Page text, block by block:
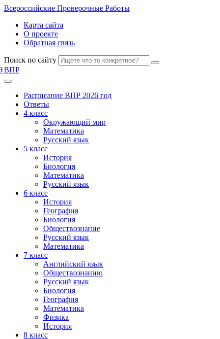
Всероссийские Проверочные Работы
Карта сайта
О проекте
Обратная связь
Поиск по сайту
ВПР
Расписание ВПР 2026 год
Ответы
4 класс
Окружающий мир
Математика
Русский язык
5 класс
История
Биология
Математика
Русский язык
6 класс
История
География
Биология
Обществознание
Русский язык
Математика
7 класс
Английский язык
Обществознанию
Русский язык
Биология
География
Математика
Физика
История
8 класс